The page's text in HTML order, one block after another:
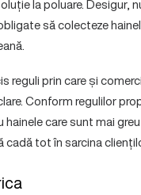
la poluare.
să colecteze
reguli prin care și
Conform regulilor
care sunt mai
tot în sarcina